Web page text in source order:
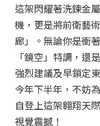
這架閃耀著洗鍊金
機，更是將前衛藝
廊」。無論你是衝
「鏡空」特調，還
強烈建議及早鎖定
今年下半年，不妨
自登上這架翱翔天
視覺震撼！